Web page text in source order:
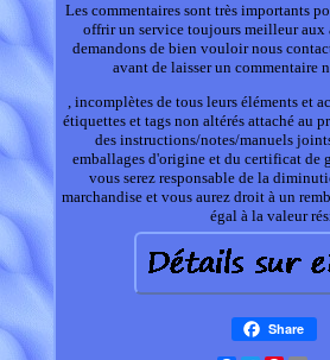
Les commentaires sont très importants
offrir un service toujours meilleur aux
demandons de bien vouloir nous
avant de laisser un commentaire
, incomplètes de tous leurs éléments et
étiquettes et tags non altérés attaché au
des instructions/notes/manuels
emballages d'origine et du certificat de
vous serez responsable de la
marchandise et vous aurez droit à un
égal à la valeur
Share